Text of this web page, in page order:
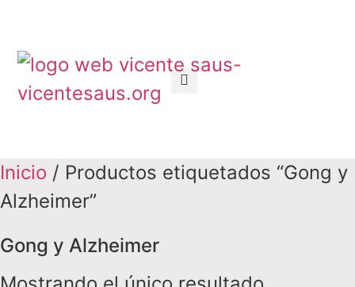
Inicio / Productos etiquetados “Gong y
Alzheimer”
Gong y Alzheimer